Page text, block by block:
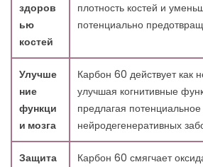
здоров
ью
костей
плотность костей и
потенциально
Улучше
ние
функци
и мозга
Карбон 60 действует как
улучшая когнитивные
предлагая
нейродегенеративных
Защита
Карбон 60 смягчает